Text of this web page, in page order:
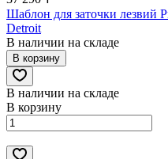
Шаблон для заточки лезвий
Detroit
В наличии на складе
В корзину
В наличии на складе
В корзину